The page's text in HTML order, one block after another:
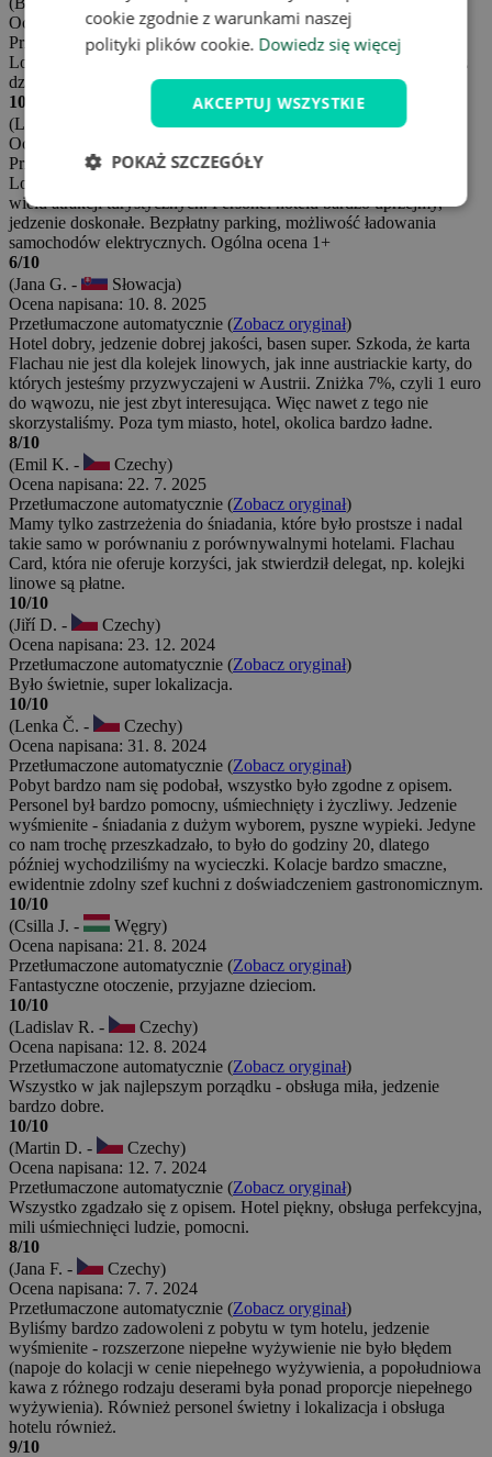
Ocena napisana: 28. 8. 2025
Przetłumaczone automatycznie (Zobacz oryginał)
Lokalizacja i otoczenie hotelu świetne. Idealny wybór dla rodzin z
dziećmi.
10/10
(Lada Linnerová L. -
Czechy)
Ocena napisana: 20. 8. 2025
Przetłumaczone automatycznie (Zobacz oryginał
Lokalizacja hotelu świetna, w odległości jazdy samochodem od
wielu atrakcji turystycznych. Personel hotelu bardzo uprzejmy,
jedzenie doskonałe. Bezpłatny parking, możliwość ładowania
samochodów elektrycznych. Ogólna ocena 1+
6/10
(Jana G. -
Słowacja)
Ocena napisana: 10. 8. 2025
Przetłumaczone automatycznie (Zobacz oryginał)
Hotel dobry, jedzenie dobrej jakości, basen super. Szkoda, że karta
Flachau nie jest dla kolejek linowych, jak inne austriackie karty, do
których jesteśmy przyzwyczajeni w Austrii. Zniżka 7%, czyli 1 euro
do wąwozu, nie jest zbyt interesująca. Więc nawet z tego nie
skorzystaliśmy. Poza tym miasto, hotel, okolica bardzo ładne.
8/10
(Emil K. -
Czechy)
Ocena napisana: 22. 7. 2025
Przetłumaczone automatycznie (Zobacz oryginał)
Mamy tylko zastrzeżenia do śniadania, które było prostsze i nadal
takie samo w porównaniu z porównywalnymi hotelami. Flachau
Card, która nie oferuje korzyści, jak stwierdził delegat, np. kolejki
linowe są płatne.
10/10
(Jiří D. -
Czechy)
Ocena napisana: 23. 12. 2024
Przetłumaczone automatycznie (Zobacz oryginał)
Było świetnie, super lokalizacja.
10/10
(Lenka Č. -
Czechy)
Ocena napisana: 31. 8. 2024
Przetłumaczone automatycznie (Zobacz oryginał)
Pobyt bardzo nam się podobał, wszystko było zgodne z opisem.
Personel był bardzo pomocny, uśmiechnięty i życzliwy. Jedzenie
wyśmienite - śniadania z dużym wyborem, pyszne wypieki. Jedyne
co nam trochę przeszkadzało, to było do godziny 20, dlatego
później wychodziliśmy na wycieczki. Kolacje bardzo smaczne,
ewidentnie zdolny szef kuchni z doświadczeniem gastronomicznym.
10/10
(Csilla J. -
Węgry)
Ocena napisana: 21. 8. 2024
Przetłumaczone automatycznie (Zobacz oryginał)
Fantastyczne otoczenie, przyjazne dzieciom.
10/10
(Ladislav R. -
Czechy)
Ocena napisana: 12. 8. 2024
Przetłumaczone automatycznie (Zobacz oryginał)
Wszystko w jak najlepszym porządku - obsługa miła, jedzenie
bardzo dobre.
10/10
(Martin D. -
Czechy)
Ocena napisana: 12. 7. 2024
Przetłumaczone automatycznie (Zobacz oryginał)
Wszystko zgadzało się z opisem. Hotel piękny, obsługa perfekcyjna,
mili uśmiechnięci ludzie, pomocni.
8/10
(Jana F. -
Czechy)
Ocena napisana: 7. 7. 2024
Przetłumaczone automatycznie (Zobacz oryginał)
Byliśmy bardzo zadowoleni z pobytu w tym hotelu, jedzenie
wyśmienite - rozszerzone niepełne wyżywienie nie było błędem
(napoje do kolacji w cenie niepełnego wyżywienia, a popołudniowa
kawa z różnego rodzaju deserami była ponad proporcje niepełnego
wyżywienia). Również personel świetny i lokalizacja i obsługa
hotelu również.
9/10
cookie zgodnie z warunkami naszej
polityki plików cookie. Dowiedz się więcej
AKCEPTUJ WSZYSTKIE
POKAŻ SZCZEGÓŁY